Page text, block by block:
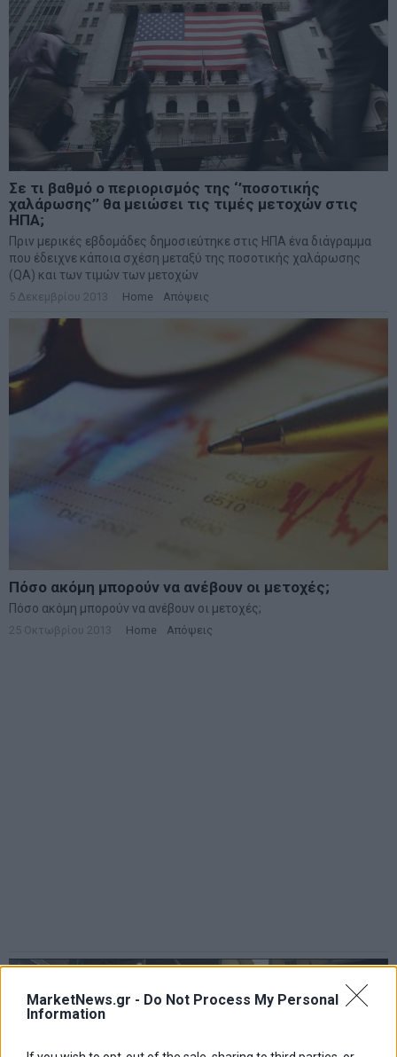
MarketNews.gr - Do Not Process My Personal
Information
Σε τι βαθμό ο περιορισμός της ‘’ποσοτικής
χαλάρωσης’’ θα μειώσει τις τιμές μετοχών στις
ΗΠΑ;
Πριν μερικές εβδομάδες δημοσιεύτηκε στις ΗΠΑ ένα διάγραμμα
που έδειχνε κάποια σχέση μεταξύ της ποσοτικής χαλάρωσης
(QA) και των τιμών των μετοχών
5 Δεκεμβρίου 2013 Home Απόψεις
Πόσο ακόμη μπορούν να ανέβουν οι μετοχές;
Πόσο ακόμη μπορούν να ανέβουν οι μετοχές;
25 Οκτωβρίου 2013 Home Απόψεις